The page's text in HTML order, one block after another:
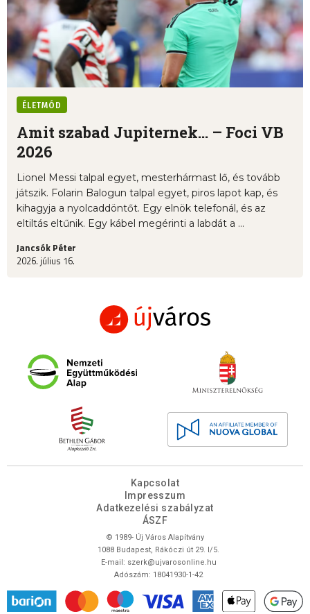
ÉLETMÓD
Amit szabad Jupiternek... – Foci VB
2026
Lionel Messi talpal egyet, mesterhármast lő, és tovább
játszik. Folarin Balogun talpal egyet, piros lapot kap, és
kihagyja a nyolcaddöntőt. Egy elnök telefonál, és az
eltiltás eltűnik. Egy kábel megérinti a labdát a ...
Jancsók Péter
2026. július 16.
Kapcsolat
Impresszum
Adatkezelési szabályzat
ÁSZF
© 1989- Új Város Alapítvány
1088 Budapest, Rákóczi út 29. I/5.
E-mail: szerk@ujvarosonline.hu
Adószám: 18041930-1-42